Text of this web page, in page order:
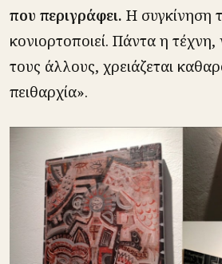
που περιγράφει. Η συγκίνηση
κονιορτοποιεί. Πάντα η τέχνη,
τους άλλους, χρειάζεται
πειθαρχία».